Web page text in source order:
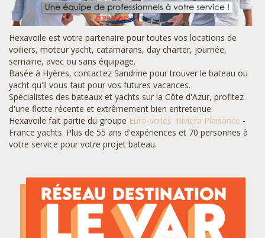
Hexavoile est votre partenaire pour toutes vos locations de
voiliers, moteur yacht, catamarans, day charter, journée,
semaine, avec ou sans équipage.
Basée à Hyères, contactez Sandrine pour trouver le bateau ou
yacht qu'il vous faut pour vos futures vacances.
Spécialistes des bateaux et yachts sur la Côte d'Azur, profitez
d'une flotte récente et extrêmement bien entretenue.
Hexavoile fait partie du groupe Euro-voiles Riviera Plaisance -
France yachts. Plus de 55 ans d'expériences et 70 personnes à
votre service pour votre projet bateau.